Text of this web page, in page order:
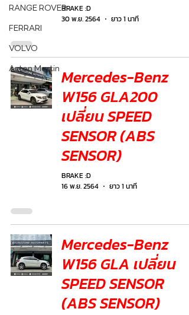
RANGE ROVER
FERRARI
VOLVO
Aston Martin
BRAKE :D
30 พ.ย. 2564
ยาว 1 นาที
Mercedes-Benz
W156 GLA200
เปลี่ยน SPEED
SENSOR (ABS
SENSOR)
BRAKE :D
16 พ.ย. 2564
ยาว 1 นาที
Mercedes-Benz
W156 GLA เปลี่ยน
SPEED SENSOR
(ABS SENSOR)